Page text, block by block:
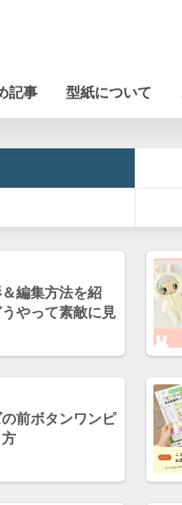
記事 型紙について
＆編集方法を紹
やって素敵に見
前ボタンワンピ